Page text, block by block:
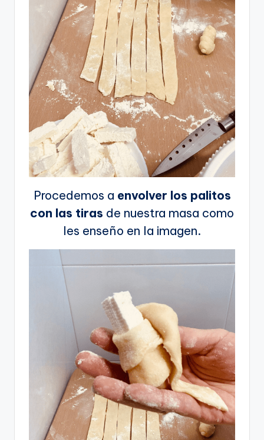
Procedemos a envolver los palitos
con las tiras de nuestra masa como
les enseño en la imagen.